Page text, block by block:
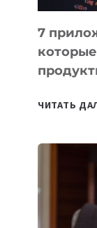
7
ЧИТАТЬ